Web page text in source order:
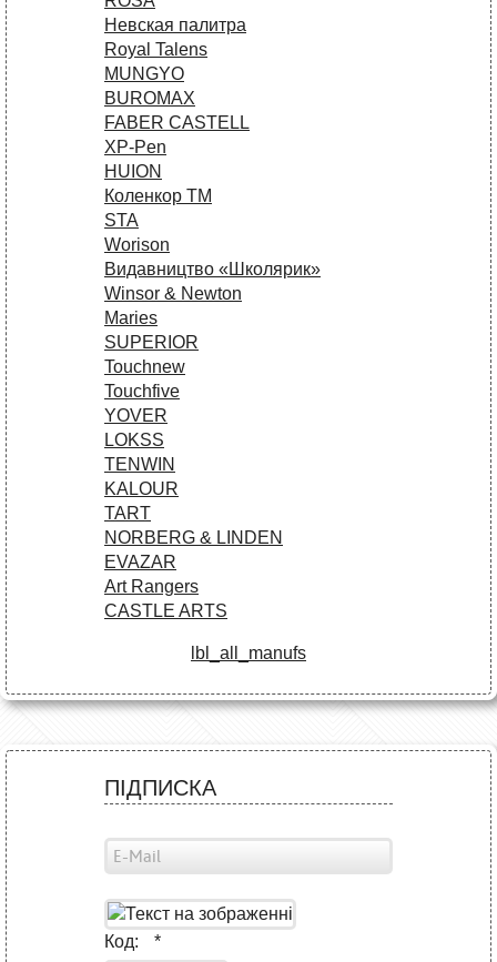
Невская палитра
Royal Talens
MUNGYO
BUROMAX
FABER CASTELL
XP-Pen
HUION
Коленкор ТМ
STA
Worison
Видавництво «Школярик»
Winsor & Newton
Maries
SUPERIOR
Touchnew
Touchfive
YOVER
LOKSS
TENWIN
KALOUR
TART
NORBERG & LINDEN
EVAZAR
Art Rangers
CASTLE ARTS
lbl_all_manufs
ПІДПИСКА
Код: *